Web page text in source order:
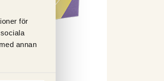
för
annan